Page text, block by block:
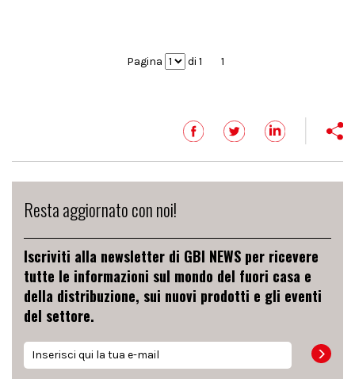
Pagina di 1 1
Resta aggiornato con noi!
Iscriviti alla newsletter di GBI NEWS per ricevere
tutte le informazioni sul mondo del fuori casa e
della distribuzione, sui nuovi prodotti e gli eventi
del settore.